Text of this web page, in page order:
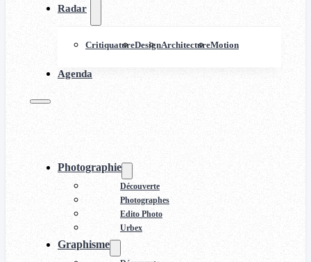
Radar
CritiquatureDesignArchitectureMotion
Agenda
Photographie
Découverte
Photographes
Edito Photo
Urbex
Graphisme